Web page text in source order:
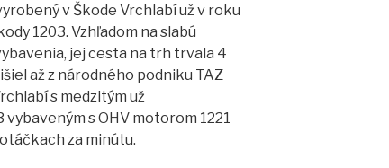
v Škode Vrchlabí už v roku
1203. Vzhľadom na slabú
jej cesta na trh trvala 4
až z národného podniku TAZ
s medzitým už
s OHV motorom 1221
za minútu.